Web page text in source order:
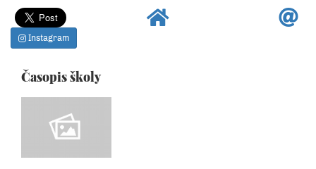
Instagram
Časopis školy